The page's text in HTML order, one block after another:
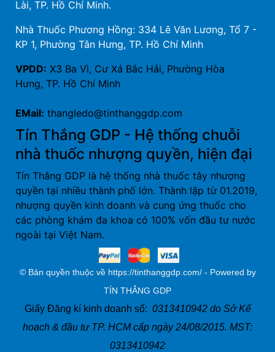
Lài, TP. Hồ Chí Minh.
Nhà Thuốc Phương Hồng: 334 Lê Văn Lương, Tổ 7 -
KP 1, Phường Tân Hưng, TP. Hồ Chí Minh
VPDD: X3 Ba Vì, Cư Xá Bắc Hải, Phường Hòa
Hưng, TP. Hồ Chí Minh
EMail: thangledo@tinthanggdp.com
Tín Thắng GDP - Hệ thống chuỗi
nhà thuốc nhượng quyền, hiện đại
Tín Thắng GDP là hệ thống nhà thuốc tây nhượng
quyền tại nhiều thành phố lớn. Thành lập từ 01.2019,
nhượng quyền kinh doanh và cung ứng thuốc cho
các phòng khám đa khoa có 100% vốn đầu tư nước
ngoài tại Việt Nam.
© Bản quyền thuộc về https://tinthanggdp.com/ - Powered by
TÍN THẮNG GDP
Giấy Đăng kí kinh doanh số: 0313410942 do Sở Kế
hoạch & đầu tư TP. HCM cấp ngày 24/08/2015. MST:
0313410942